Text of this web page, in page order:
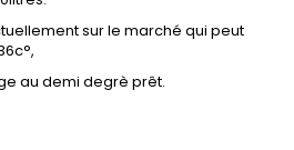
sur le marché qui peut
au demi degrè prêt.